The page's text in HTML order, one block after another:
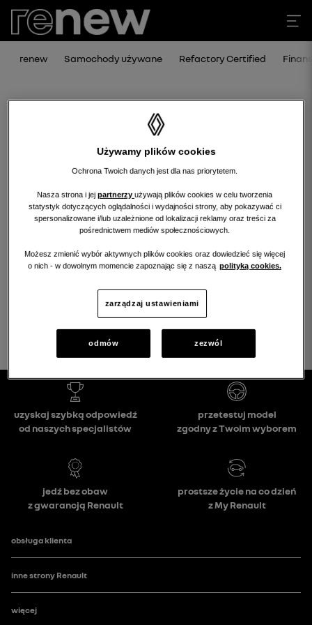
renew Samochody używane Refactory Certified
Niestety, wybrany dealer nie ma
obecnie żadnych ofert w tej kategorii.
Wróć na stronę główną.
wróć na stronę główną
Używamy plików cookies
Ochrona Twoich danych jest dla nas priorytetem.
Nasza strona i jej partnerzy używają plików cookies w celu tworzenia
statystyk dotyczących oglądalności i wydajności strony, aby pokazywać ci
spersonalizowane i/lub uzależnione od lokalizacji reklamy oraz treści za
pośrednictwem mediów społecznościowych.
Możesz zmienić wybór aktywnych plików cookies oraz dowiedzieć się więcej
o nich - w dowolnym momencie zapoznając się z naszą polityką cookies.
zarządzaj ustawieniami
odmów zezwól